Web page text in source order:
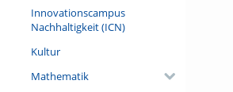
Innovationscampus
Nachhaltigkeit (ICN)
Kultur
Mathematik